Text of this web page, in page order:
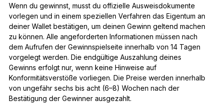
Wenn du gewinnst, musst du offizielle Ausweisdokumente
vorlegen und in einem speziellen Verfahren das Eigentum an
deiner Wallet bestätigen, um deinen Gewinn geltend machen
zu können. Alle angeforderten Informationen müssen nach
dem Aufrufen der Gewinnspielseite innerhalb von 14 Tagen
vorgelegt werden. Die endgültige Auszahlung deines
Gewinns erfolgt nur, wenn keine Hinweise auf
Konformitätsverstöße vorliegen. Die Preise werden innerhalb
von ungefähr sechs bis acht (6–8) Wochen nach der
Bestätigung der Gewinner ausgezahlt.